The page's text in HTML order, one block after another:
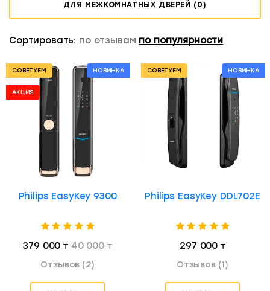
ДЛЯ МЕЖКОМНАТНЫХ ДВЕРЕЙ (0)
Сортировать: по отзывам по популярности
СОВЕТУЕМ
АКЦИЯ
НОВИНКА
Philips EasyKey 9300
379 000 ₸ 40 000 ₸
Отзывов (2)
СОВЕТУЕМ НОВИНКА
Philips EasyKey DDL702E
297 000 ₸
Отзывов (1)